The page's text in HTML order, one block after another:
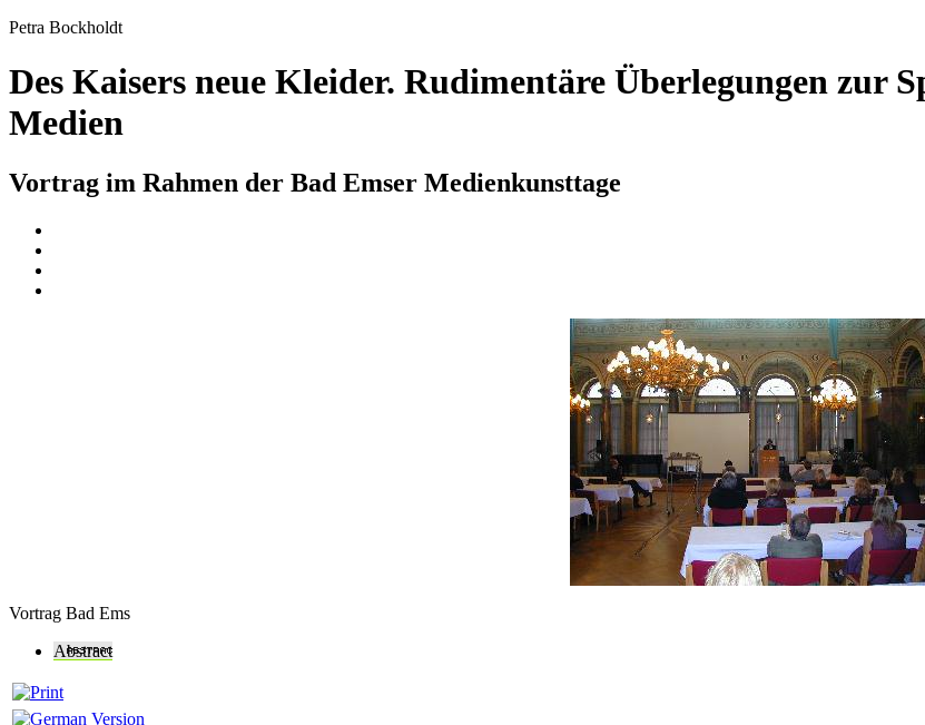
Petra Bockholdt
Des Kaisers neue Kleider. Rudimentäre Überlegungen zur
Medien
Vortrag im Rahmen der Bad Emser Medienkunsttage
Vortrag Bad Ems
Abstract